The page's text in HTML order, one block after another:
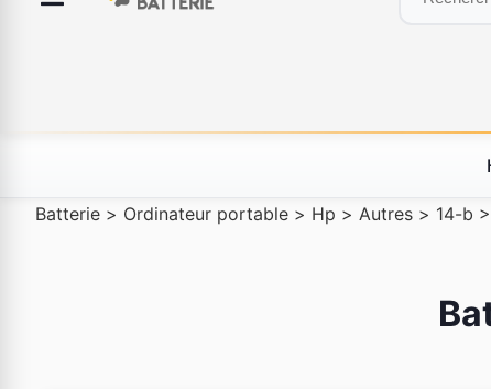
Batterie > Ordinateur portable > Hp > Autres > 14-b >